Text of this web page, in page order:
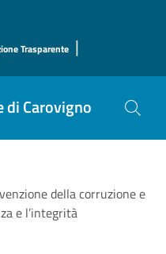
Trasparente |
di Carovigno
della corruzione e
e l’integrità